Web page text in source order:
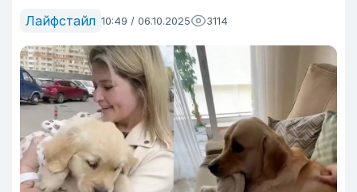
Лайфстайл 10:49 / 06.10.2025 3114